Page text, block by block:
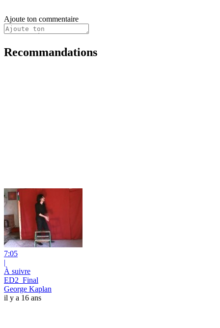
Ajoute ton commentaire
Recommandations
7:05
|
À suivre
ED2_Final
George Kaplan
il y a 16 ans